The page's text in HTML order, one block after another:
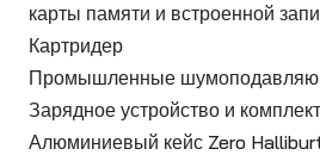
карты памяти и встроенной
Картридер
Промышленные
Зарядное устройство и
Алюминиевый кейс Zero